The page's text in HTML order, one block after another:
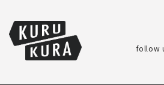
follow